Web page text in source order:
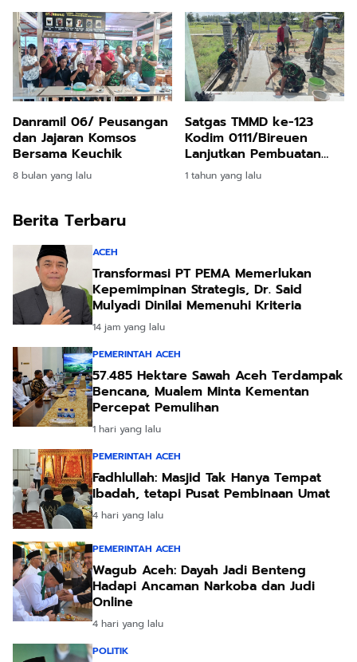
Danramil 06/ Peusangan
dan Jajaran Komsos
Bersama Keuchik
8 bulan yang lalu
Satgas TMMD ke-123
Kodim 0111/Bireuen
Lanjutkan Pembuatan
Sumur Bor di Desa Cot
Ketapang
1 tahun yang lalu
Berita Terbaru
ACEH
Transformasi PT PEMA Memerlukan
Kepemimpinan Strategis, Dr. Said
Mulyadi Dinilai Memenuhi Kriteria
14 jam yang lalu
PEMERINTAH ACEH
57.485 Hektare Sawah Aceh Terdampak
Bencana, Mualem Minta Kementan
Percepat Pemulihan
1 hari yang lalu
PEMERINTAH ACEH
Fadhlullah: Masjid Tak Hanya Tempat
Ibadah, tetapi Pusat Pembinaan Umat
4 hari yang lalu
PEMERINTAH ACEH
Wagub Aceh: Dayah Jadi Benteng
Hadapi Ancaman Narkoba dan Judi
Online
4 hari yang lalu
POLITIK